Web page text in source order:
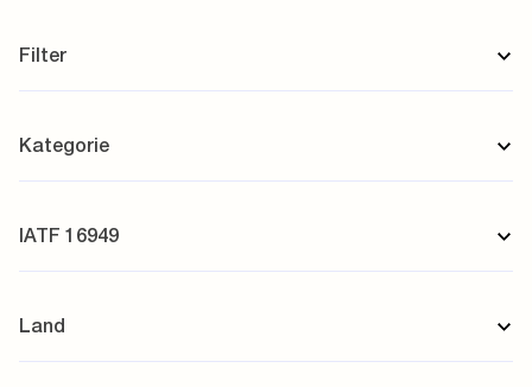
Filter
Kategorie
IATF 16949
Land